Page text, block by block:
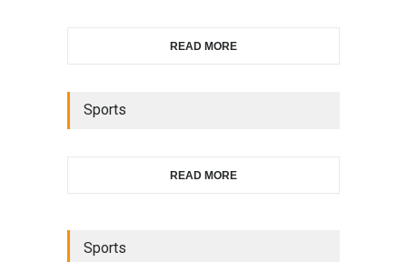
READ MORE
Sports
READ MORE
Sports